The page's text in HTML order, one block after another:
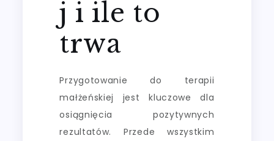
j i ile to
trwa
Przygotowanie do terapii
małżeńskiej jest kluczowe dla
osiągnięcia pozytywnych
rezultatów. Przede wszystkim